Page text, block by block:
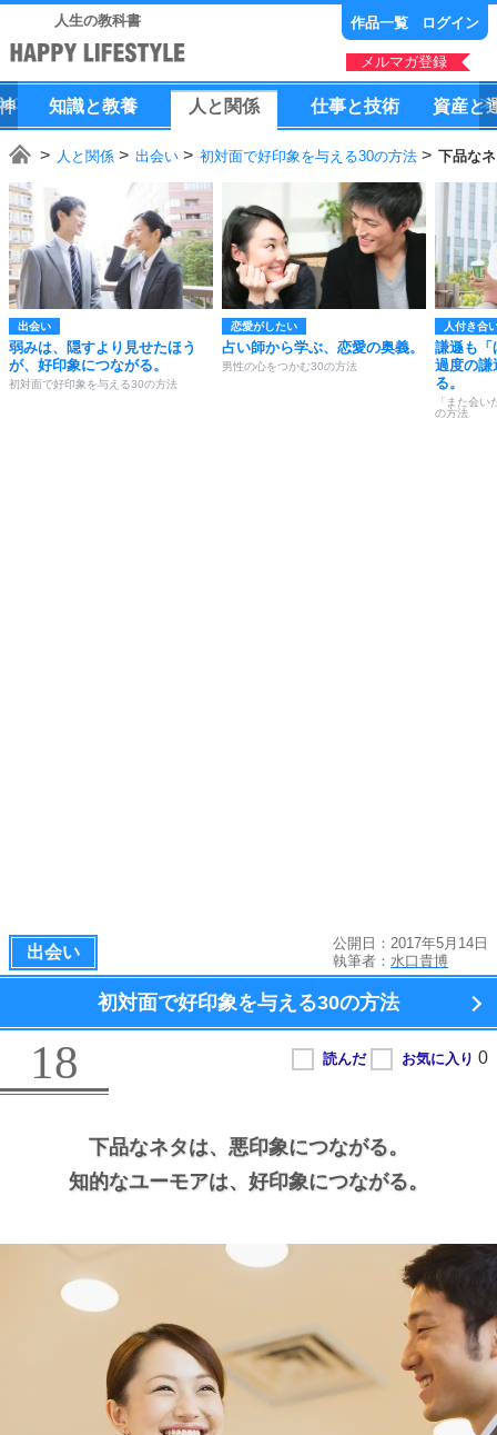
人生の教科書 作品一覧 ログイン
メルマガ登録
知識と教養 人 と 関係 仕事と技術 資産と
人と関係 出会い 初対面で好印象を与える30の方法 下品な
出会い
弱みは、隠すより見せたほう
が、好印象につながる。
初対面で好印象を与える30の方法
恋愛がしたい
占い師から学ぶ、恋愛の奥義。
男性の心をつかむ30の方法
人付き合
謙遜も「
過度の謙
る。
「また会
の方法
出会い
公開日：2017年5月14日
執筆者： 水口貴博
初対面で好印象を与える30の方法
18
下品なネタは、 悪印象につながる。
知的なユーモアは、 好印象につながる。